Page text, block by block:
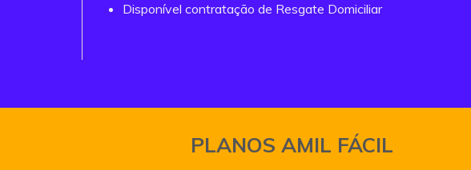
Disponível contratação de Resgate Domiciliar
PLANOS AMIL FÁCIL